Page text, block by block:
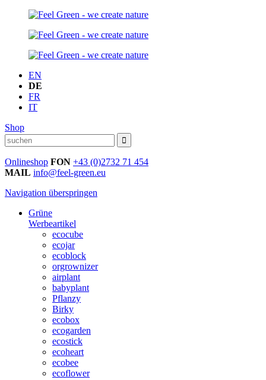
EN
DE
FR
IT
Shop
Onlineshop FON +43 (0)2732 71 454
MAIL info@feel-green.eu
Navigation überspringen
Grüne
Werbeartikel
ecocube
ecojar
ecoblock
orgrownizer
airplant
babyplant
Pflanzy
Birky
ecobox
ecogarden
ecostick
ecoheart
ecobee
ecoflower